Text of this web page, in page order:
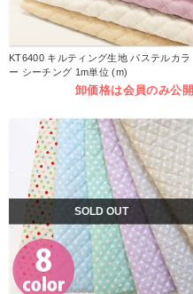
KT6400 キルティング生地 パステルカラ
ー シーチング 1m単位 (m)
卸価格は会員のみ公開
SOLD OUT